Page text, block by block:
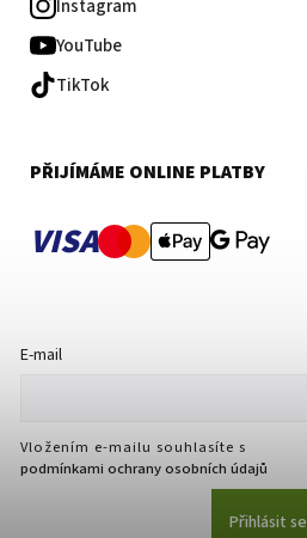
Instagram
YouTube
TikTok
PŘIJÍMÁME ONLINE PLATBY
VISA
E-mail
Vložením e-mailu souhlasíte s
podmínkami ochrany osobních údajů
Přihlásit se